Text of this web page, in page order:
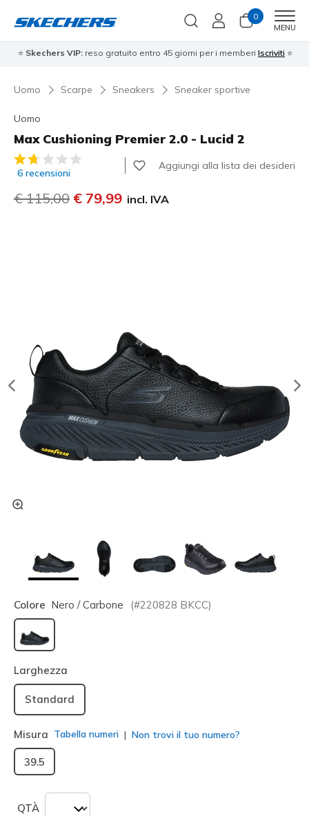
0
MENU
⭐ Skechers VIP:reso gratuito entro 45 giorni per i memberi Iscriviti ⭐
Uomo Scarpe Sneakers Sneaker sportive
Uomo
Max Cushioning Premier 2.0 - Lucid 2
Valutazione cliente 5 su 5
6 recensioni
Aggiungi alla lista dei desideri
Prezzo ridotto da
€ 115,00 per
€ 79,99 incl. IVA
Colore Nero / Carbone (#220828 BKCC)
selezionato
Larghezza
Standard
Misura Tabella numeri Non trovi il tuo numero?
39.5
QTÀ